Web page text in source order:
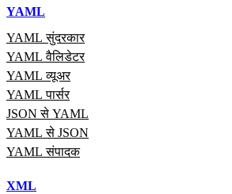
YAML
YAML सुंदरकार
YAML वैलिडेटर
YAML व्यूअर
YAML पार्सर
JSON से YAML
YAML से JSON
YAML संपादक
XML